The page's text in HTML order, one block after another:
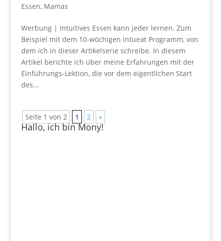
Essen, Mamas
Werbung | Intuitives Essen kann jeder lernen. Zum
Beispiel mit dem 10-wöchigen intueat Programm, von
dem ich in dieser Artikelserie schreibe. In diesem
Artikel berichte ich über meine Erfahrungen mit der
Einführungs-Lektion, die vor dem eigentlichen Start
des...
Seite 1 von 2 1 2 »
Hallo, ich bin Mony!